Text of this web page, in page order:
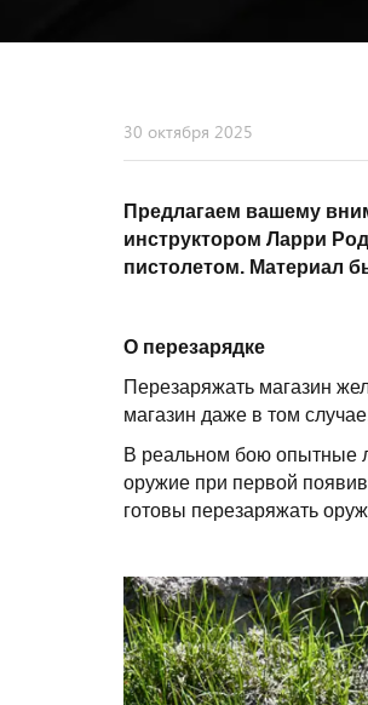
30 октября 2025
Предлагаем вашему
инструктором Ларри
пистолетом. Материал
О перезарядке
Перезаряжать магазин
магазин даже в том
В реальном бою опытные
оружие при первой
готовы перезаряжать